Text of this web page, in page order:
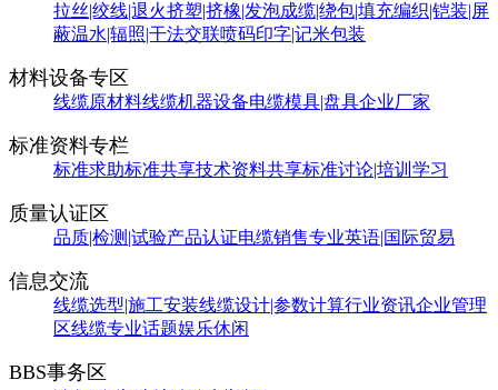
拉丝|绞线|退火挤塑|挤橡|发泡成缆|绕包|填充编织|铠装|屏
蔽温水|辐照|干法交联喷码印字|记米包装
材料设备专区
线缆原材料线缆机器设备电缆模具|盘具企业厂家
标准资料专栏
标准求助标准共享技术资料共享标准讨论|培训学习
质量认证区
品质|检测|试验产品认证电缆销售专业英语|国际贸易
信息交流
线缆选型|施工安装线缆设计|参数计算行业资讯企业管理
区线缆专业话题娱乐休闲
BBS事务区